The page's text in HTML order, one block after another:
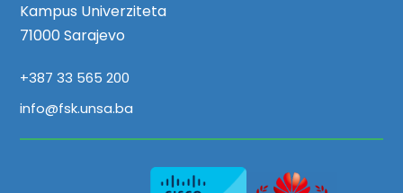
Kampus Univerziteta
71000 Sarajevo
+387 33 565 200
info@fsk.unsa.ba